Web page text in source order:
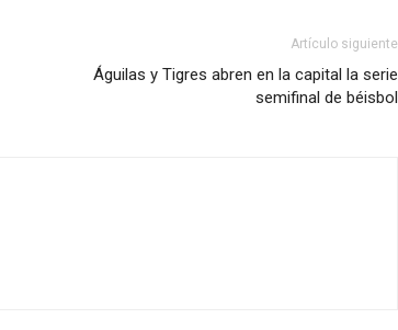
Artículo siguiente
Águilas y Tigres abren en la capital la serie
semifinal de béisbol